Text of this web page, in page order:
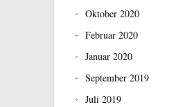
Oktober 2020
Februar 2020
Januar 2020
September 2019
Juli 2019